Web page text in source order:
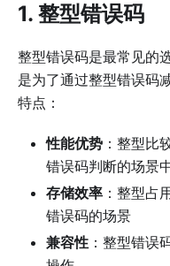
1. 整型错误码
整型错误码是最常见的
是为了通过整型错误码
特点：
性能优势 ：整型比
错误码判断的场景
存储效率 ：整型占
错误码的场景
兼容性 ：整型错误